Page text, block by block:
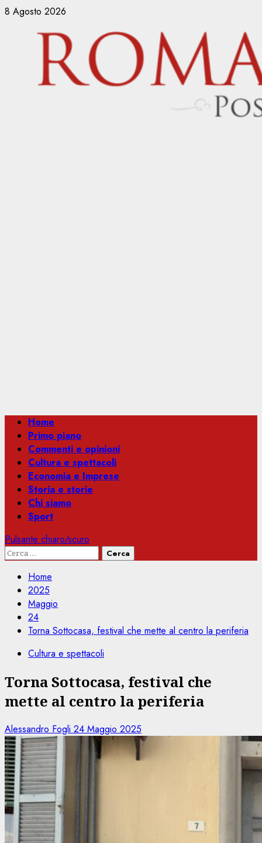
Vai
contenuto
8 Agosto 2026
Menu
principale
Home
Primo piano
Commenti e opinioni
Cultura e spettacoli
Economia e Imprese
Storia e storie
Chi siamo
Sport
Pulsante chiaro/scuro
Ricerca
Home
2025
Maggio
24
Torna Sottocasa, festival che mette al centro la periferia
Cultura e spettacoli
Torna Sottocasa, festival che
mette al centro la periferia
Alessandro Fogli 24 Maggio 2025